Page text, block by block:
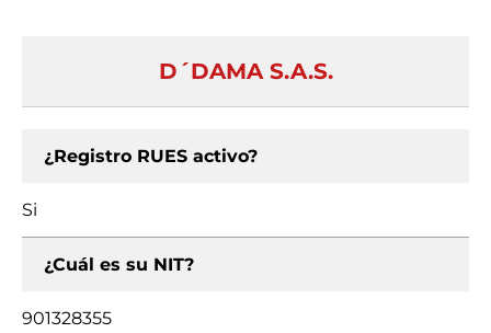
D´DAMA S.A.S.
¿Registro RUES activo?
Si
¿Cuál es su NIT?
901328355